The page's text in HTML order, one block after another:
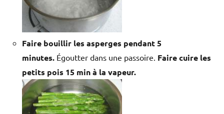
Faire bouillir les asperges pendant 5
minutes. Égoutter dans une passoire. Faire cuire les
petits pois 15 min à la vapeur.